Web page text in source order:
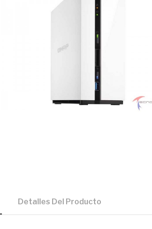
Detalles Del Producto